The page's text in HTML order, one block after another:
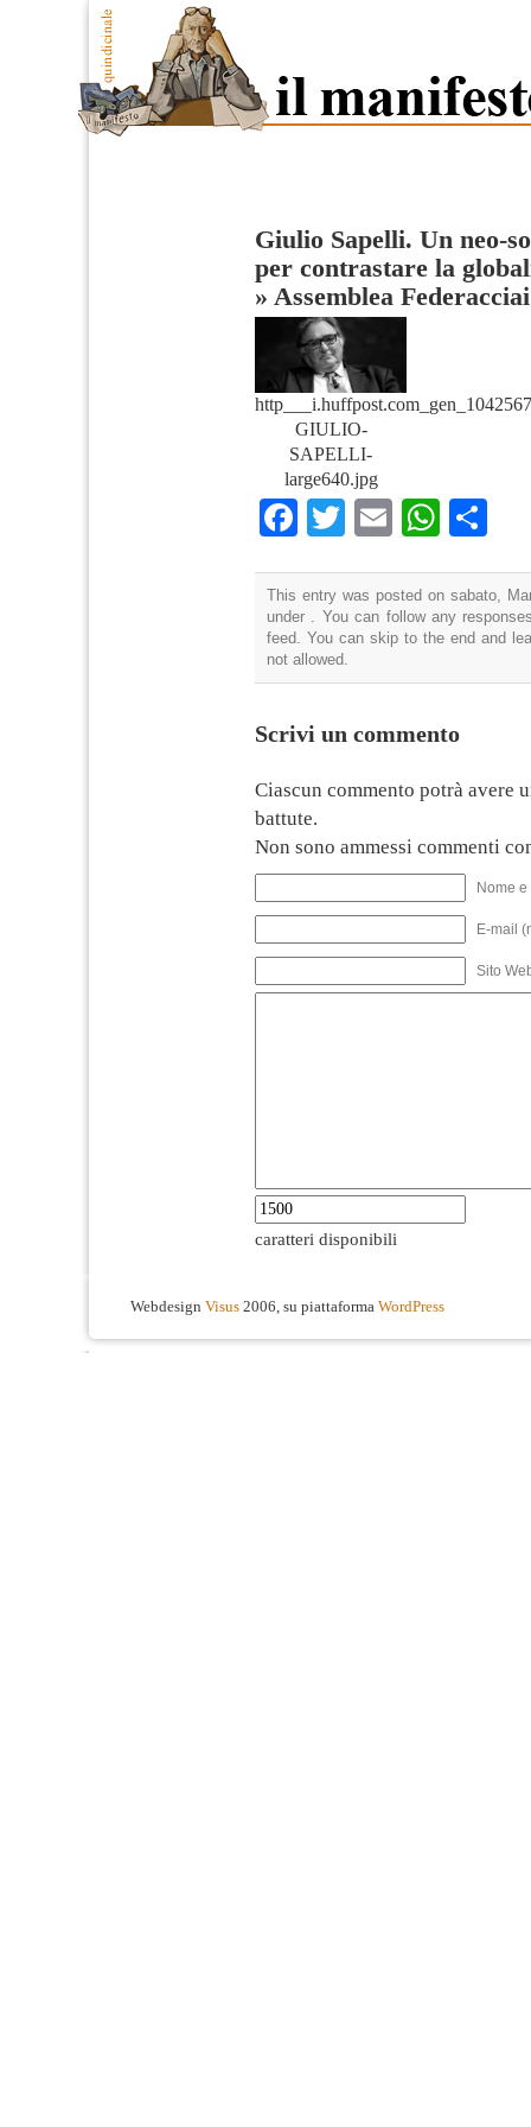
Giulio Sapelli. Un neo-
per contrastare la
» Assemblea Federacciai
GIULIO-
SAPELLI-
large640.jpg
Facebook
TwitterEmail
This entry was posted on sabato,
under . You can follow any
feed. You can skip to the end and
not allowed.
Scrivi un commento
Ciascun commento potrà avere
battute.
Non sono ammessi commenti
Nome
E-mail
Sito
caratteri disponibili
Webdesign Visus 2006, su piattaforma WordPress